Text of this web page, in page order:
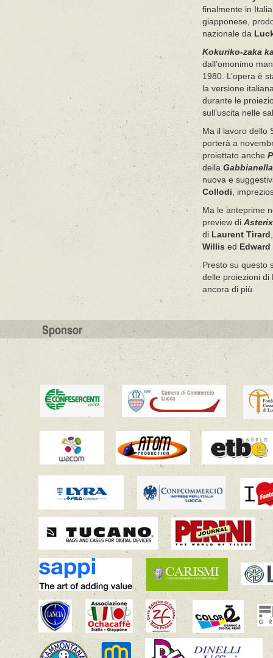
finalmente in
giapponese,
nazionale da
Kokuriko-zaka
dall’omonimo
1980. L’opera è
la versione
durante le
sull’uscita nelle
Ma il lavoro dello
porterà a
proiettato anche
della
nuova e
Collodi,
Ma le anteprime
preview di
di Laurent Tirard
Willis ed
Presto su questo
delle proiezioni di
ancora di più.